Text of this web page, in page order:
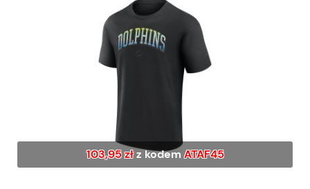
103,95 złz kodemATAF45